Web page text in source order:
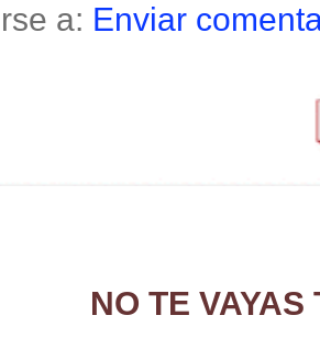
a: Enviar
NO TE